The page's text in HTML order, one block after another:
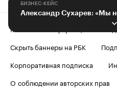
БИЗНЕС-КЕЙС
Контактная информация
Скрыть баннеры на РБК
Корпоративная подписка
О соблюдении авторских прав